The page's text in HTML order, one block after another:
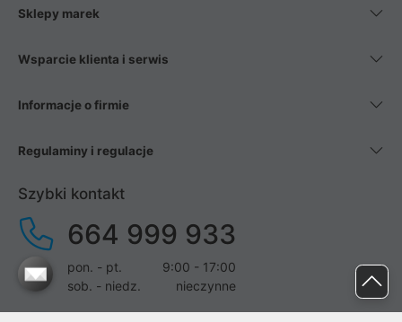
Sklepy marek
Wsparcie klienta i serwis
Informacje o firmie
Regulaminy i regulacje
Szybki kontakt
664 999 933
pon. - pt.
9:00 - 17:00
sob. - niedz.
nieczynne